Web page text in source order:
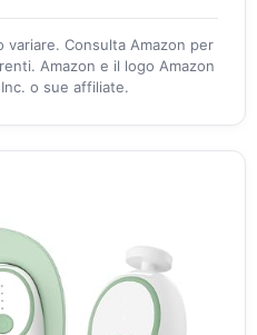
variare. Consulta Amazon per
Amazon e il logo Amazon
o sue affiliate.